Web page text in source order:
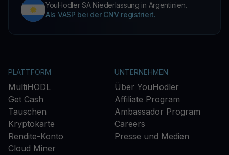
YouHodler SA Niederlassung in Argentinien.
Als VASP bei der CNV registriert.
PLATTFORM
MultiHODL
Get Cash
Tauschen
Kryptokarte
Rendite-Konto
Cloud Miner
UNTERNEHMEN
Über YouHodler
Affiliate Program
Ambassador Program
Careers
Presse und Medien